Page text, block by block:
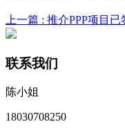
上一篇 : 推介PPP项目已
联系我们
陈小姐
18030708250